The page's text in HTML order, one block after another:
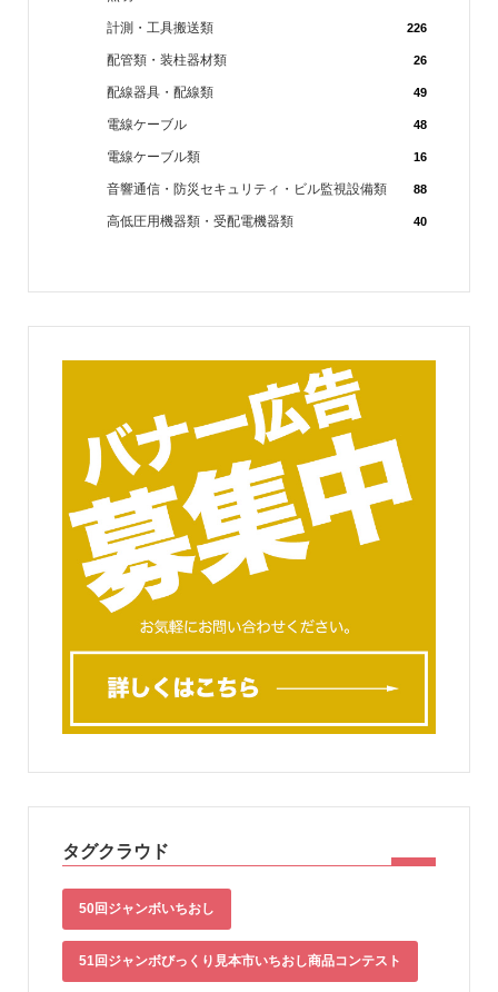
計測・工具搬送類 226
配管類・装柱器材類 26
配線器具・配線類 49
電線ケーブル 48
電線ケーブル類 16
音響通信・防災セキュリティ・ビル監視設備類 88
高低圧用機器類・受配電機器類 40
タグクラウド
50回ジャンボいちおし
51回ジャンボびっくり見本市いちおし商品コンテスト